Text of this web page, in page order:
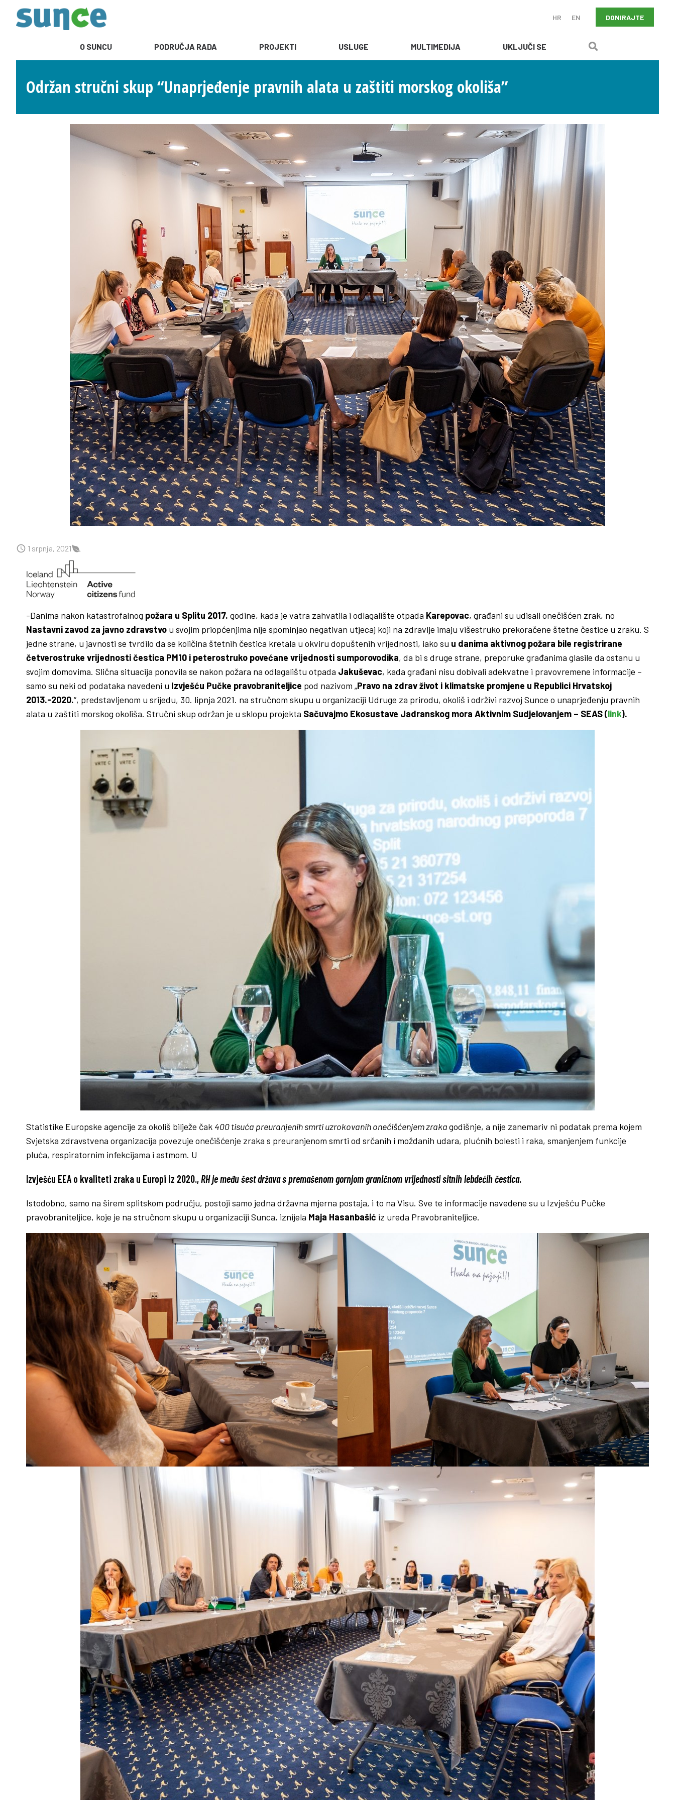
HR EN DONIRAJTE
O SUNCU PODRUČJA RADA PROJEKTI USLUGE MULTIMEDIJA UKLJUČI SE
Održan stručni skup “Unaprjeđenje pravnih alata u zaštiti morskog okoliša”
1 srpnja, 2021
-Danima nakon katastrofalnog požara u Splitu 2017. godine, kada je vatra zahvatila i odlagalište otpada Karepovac, građani su udisali onečišćen zrak, no
Nastavni zavod za javno zdravstvo u svojim priopćenjima nije spominjao negativan utjecaj koji na zdravlje imaju višestruko prekoračene štetne čestice u zraku. S
jedne strane, u javnosti se tvrdilo da se količina štetnih čestica kretala u okviru dopuštenih vrijednosti, iako su u danima aktivnog požara bile registrirane
četverostruke vrijednosti čestica PM10 i peterostruko povećane vrijednosti sumporovodika, da bi s druge strane, preporuke građanima glasile da ostanu u
svojim domovima. Slična situacija ponovila se nakon požara na odlagalištu otpada Jakuševac, kada građani nisu dobivali adekvatne i pravovremene informacije –
samo su neki od podataka navedeni u Izvješću Pučke pravobraniteljice pod nazivom „Pravo na zdrav život i klimatske promjene u Republici Hrvatskoj
2013.-2020.“, predstavljenom u srijedu, 30. lipnja 2021. na stručnom skupu u organizaciji Udruge za prirodu, okoliš i održivi razvoj Sunce o unaprjeđenju pravnih
alata u zaštiti morskog okoliša. Stručni skup održan je u sklopu projekta Sačuvajmo Ekosustave Jadranskog mora Aktivnim Sudjelovanjem – SEAS (link).
Statistike Europske agencije za okoliš bilježe čak 400 tisuća preuranjenih smrti uzrokovanih onečišćenjem zrakagodišnje, a nije zanemariv ni podatak prema kojem
Svjetska zdravstvena organizacija povezuje onečišćenje zraka s preuranjenom smrti od srčanih i moždanih udara, plućnih bolesti i raka, smanjenjem funkcije
pluća, respiratornim infekcijama i astmom. U
Izvješću EEA o kvaliteti zraka u Europi iz 2020.,RH je među šest država s premašenom gornjom graničnom vrijednosti sitnih lebdećih čestica.
Istodobno, samo na širem splitskom području, postoji samo jedna državna mjerna postaja, i to na Visu. Sve te informacije navedene su u Izvješću Pučke
pravobraniteljice, koje je na stručnom skupu u organizaciji Sunca, iznijela Maja Hasanbašić iz ureda Pravobraniteljice.